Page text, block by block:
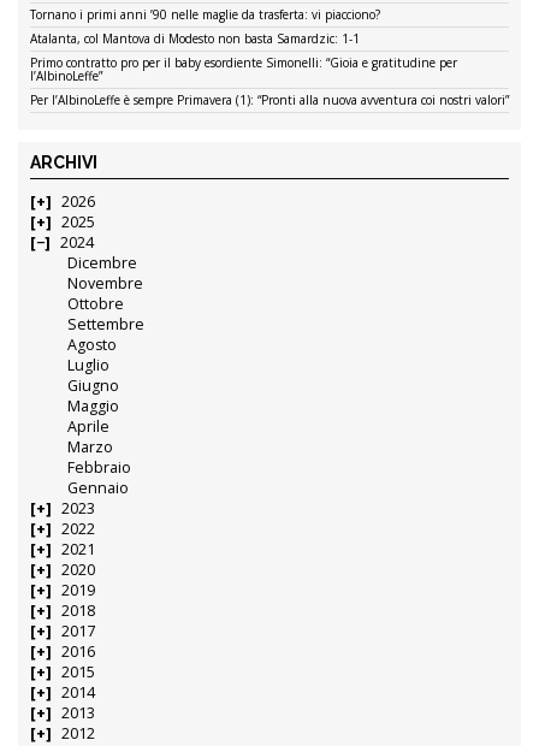
Tornano i primi anni ’90 nelle maglie da trasferta: vi piacciono?
Atalanta, col Mantova di Modesto non basta Samardzic: 1-1
Primo contratto pro per il baby esordiente Simonelli: “Gioia e gratitudine per
l’AlbinoLeffe”
Per l’AlbinoLeffe è sempre Primavera (1): “Pronti alla nuova avventura coi nostri valori”
ARCHIVI
2026
2025
2024
Dicembre
Novembre
Ottobre
Settembre
Agosto
Luglio
Giugno
Maggio
Aprile
Marzo
Febbraio
Gennaio
2023
2022
2021
2020
2019
2018
2017
2016
2015
2014
2013
2012